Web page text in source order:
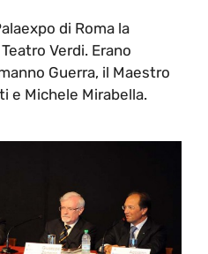
di Roma la
Verdi. Erano
Guerra, il Maestro
e Michele Mirabella.